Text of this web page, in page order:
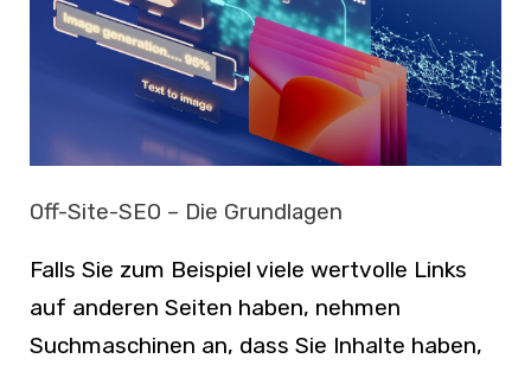
Off-Site-SEO – Die Grundlagen
Falls Sie zum Beispiel viele wertvolle Links
auf anderen Seiten haben, nehmen
Suchmaschinen an, dass Sie Inhalte haben,